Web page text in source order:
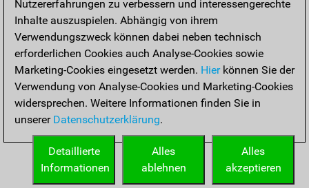
Nutzererfahrungen zu verbessern und interessengerechte
Inhalte auszuspielen. Abhängig von ihrem
Verwendungszweck können dabei neben technisch
erforderlichen Cookies auch Analyse-Cookies sowie
Marketing-Cookies eingesetzt werden. Hierkönnen Sie der
Verwendung von Analyse-Cookies und Marketing-Cookies
widersprechen. Weitere Informationen finden Sie in
unserer Datenschutzerklärung.
Alles
akzeptieren
Alles
ablehnen
Detaillierte
Informationen